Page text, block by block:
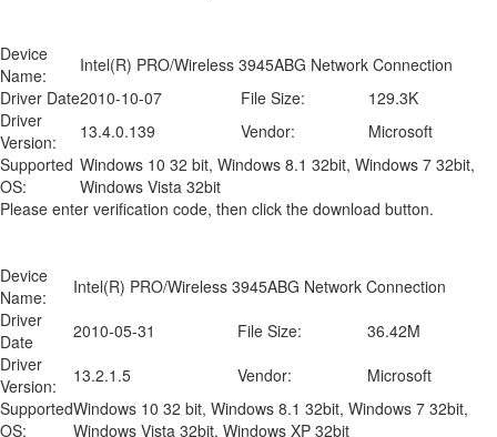
Device
Name:
Intel(R) PRO/Wireless 3945ABG Network Connection
Driver Date2010-10-07 File Size:
129.3K
Driver
Version:
13.4.0.139 Vendor:
Microsoft
Supported
OS:
Windows 10 32 bit, Windows 8.1 32bit, Windows 7 32bit,
Windows Vista 32bit
Please enter verification code, then click the download button.
Device
Name:
Intel(R) PRO/Wireless 3945ABG Network Connection
Driver
Date
2010-05-31 File Size:
36.42M
Driver
Version:
13.2.1.5 Vendor:
Microsoft
Supported
OS:
Windows 10 32 bit, Windows 8.1 32bit, Windows 7 32bit,
Windows Vista 32bit, Windows XP 32bit